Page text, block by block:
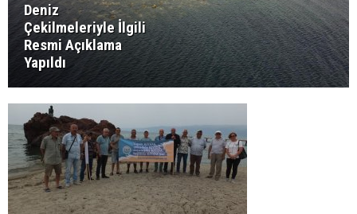
Deniz
Çekilmeleriyle İlgili
Resmi Açıklama
Yapıldı